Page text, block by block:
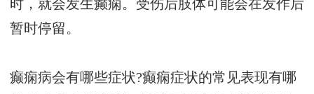
时，就会发生癫痫。受伤后肢体可能会在发作后
暂时停留。
癫痫病会有哪些症状?癫痫症状的常见表现有哪